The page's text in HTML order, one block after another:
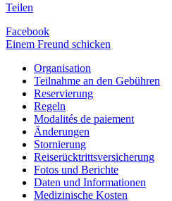
Teilen
Facebook
Einem Freund schicken
Organisation
Teilnahme an den Gebühren
Reservierung
Regeln
Modalités de paiement
Änderungen
Stornierung
Reiserücktrittsversicherung
Fotos und Berichte
Daten und Informationen
Medizinische Kosten